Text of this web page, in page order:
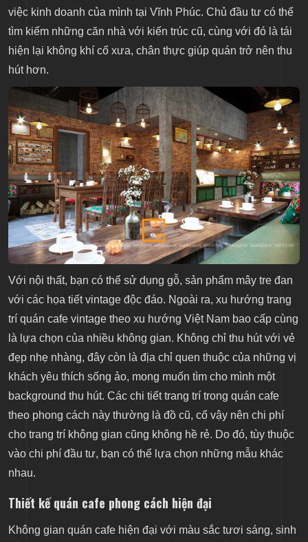
việc kinh doanh của mình tại Vĩnh Phúc. Chủ đầu tư có thể
tìm kiếm những căn nhà với kiến trúc cũ, cùng với đó là tái
hiện lại không khí cổ xưa, chân thực giúp quán trở nên thu
hút hơn.
Với nội thất, bạn có thể sử dụng gỗ, sản phẩm mây tre đan
với các họa tiết vintage độc đáo. Ngoài ra, xu hướng trang
trí quán cafe vintage theo xu hướng Việt Nam bao cấp cùng
là lựa chọn của nhiều không gian. Không chỉ thu hút với vẻ
đẹp nhẹ nhàng, đây còn là địa chỉ quen thuộc của những vị
khách yêu thích sống ảo, mong muốn tìm cho mình một
background thu hút. Các chi tiết trang trí trong quán cafe
theo phong cách này thường là đồ cũ, cổ vậy nên chi phí
cho trang trí không gian cũng không hề rẻ. Do đó, tùy thuộc
vào chi phí đầu tư, bạn có thể lựa chọn những mẫu khác
nhau.
Thiết kế quán cafe phong cách hiện đại
Không gian quán cafe hiện đại với màu sắc tươi sáng, sinh